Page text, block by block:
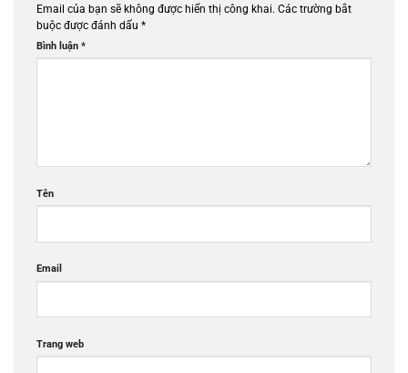
Email của bạn sẽ không được hiển thị công khai. Các trường bắt
buộc được đánh dấu *
Bình luận *
Tên
Email
Trang web